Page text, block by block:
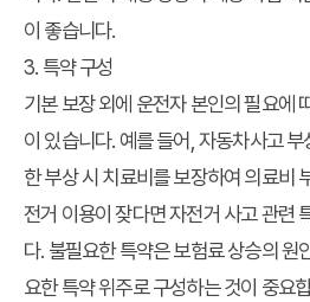
이 좋습니다.
3. 특약 구성
기본 보장 외에 운전자 본인의 필요에
이 있습니다. 예를 들어, 자동차사고
한 부상 시 치료비를 보장하여 의료비
전거 이용이 잦다면 자전거 사고 관련
다. 불필요한 특약은 보험료 상승의 원
요한 특약 위주로 구성하는 것이 중요